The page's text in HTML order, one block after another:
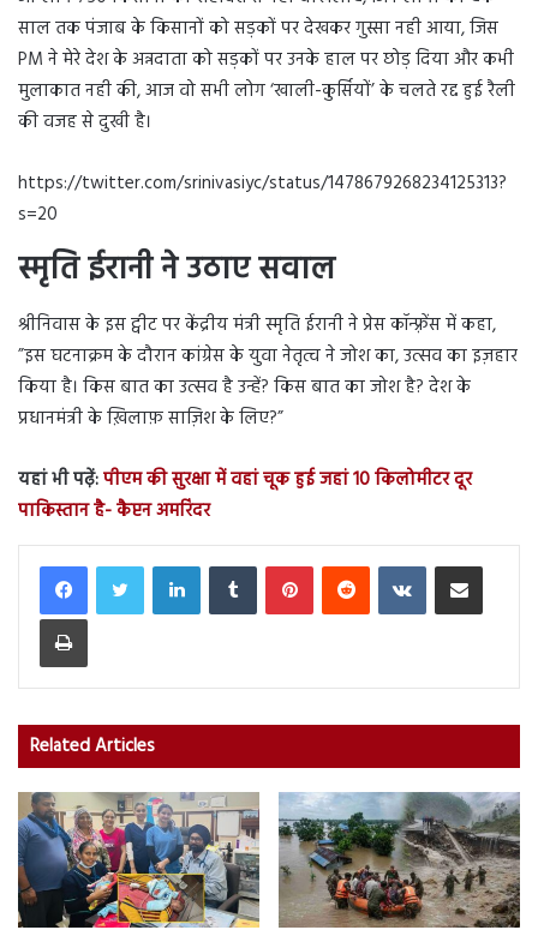
साल तक पंजाब के किसानों को सड़कों पर देखकर गुस्सा नही आया, जिस
PM ने मेरे देश के अन्नदाता को सड़कों पर उनके हाल पर छोड़ दिया और कभी
मुलाकात नही की, आज वो सभी लोग ‘खाली-कुर्सियों’ के चलते रद्द हुई रैली
की वजह से दुखी है।
https://twitter.com/srinivasiyc/status/1478679268234125313?
s=20
स्मृति ईरानी ने उठाए सवाल
श्रीनिवास के इस ट्वीट पर केंद्रीय मंत्री स्मृति ईरानी ने प्रेस कॉन्फ़्रेंस में कहा,
”इस घटनाक्रम के दौरान कांग्रेस के युवा नेतृत्व ने जोश का, उत्सव का इज़हार
किया है। किस बात का उत्सव है उन्हें? किस बात का जोश है? देश के
प्रधानमंत्री के ख़िलाफ़ साज़िश के लिए?”
यहां भी पढ़ें:पीएम की सुरक्षा में वहां चूक हुई जहां 10 किलोमीटर दूर
पाकिस्तान है- कैप्टन अमरिंदर
LinkedInTumblr PinterestReddit VKontakteShare via Email
Print
Related Articles